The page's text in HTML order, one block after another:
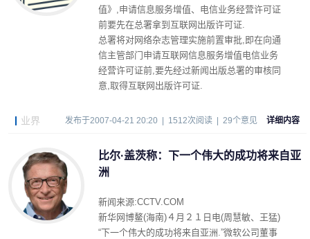
值》,申请信息服务增值、电信业务经营许可证
前要先在总署拿到互联网出版许可证.
总署将对网络杂志管理实施前置审批,即在向通
信主管部门申请互联网信息服务增值电信业务
经营许可证前,要先经过新闻出版总署的审核同
意,取得互联网出版许可证.
业界 发布于2007-04-21 20:20 | 1512次阅读 | 29个意见 详细内容
比尔·盖茨称：下一个伟大的成功将来自亚
洲
新闻来源:CCTV.COM
新华网博鳌(海南)４月２１日电(周慧敏、王猛)
“下一个伟大的成功将来自亚洲.”微软公司董事